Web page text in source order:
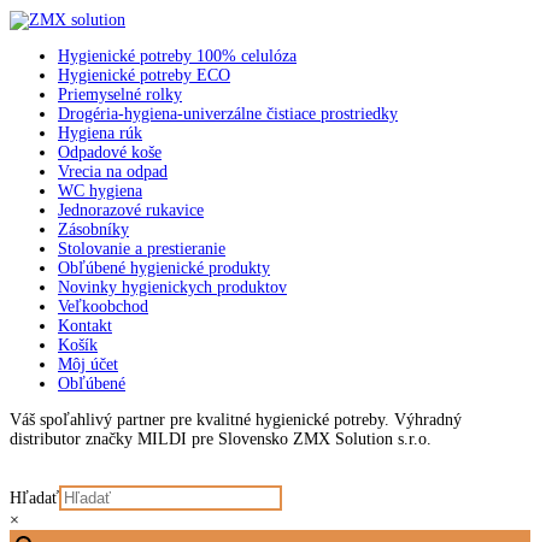
Hygienické potreby 100% celulóza
Hygienické potreby ECO
Priemyselné rolky
Drogéria-hygiena-univerzálne čistiace prostriedky
Hygiena rúk
Odpadové koše
Vrecia na odpad
WC hygiena
Jednorazové rukavice
Zásobníky
Stolovanie a prestieranie
Obľúbené hygienické produkty
Novinky hygienickych produktov
Veľkoobchod
Kontakt
Košík
Môj účet
Obľúbené
Váš spoľahlivý partner pre kvalitné hygienické potreby. Výhradný
distributor značky MILDI pre Slovensko ZMX Solution s.r.o.
Hľadať
×